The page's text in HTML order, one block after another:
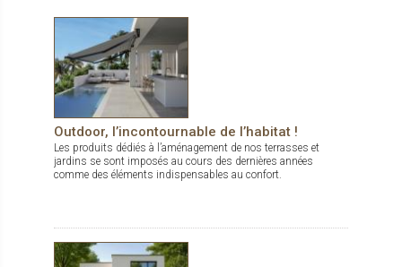
Outdoor, l’incontournable de l’habitat !
Les produits dédiés à l’aménagement de nos terrasses et
jardins se sont imposés au cours des dernières années
comme des éléments indispensables au confort.